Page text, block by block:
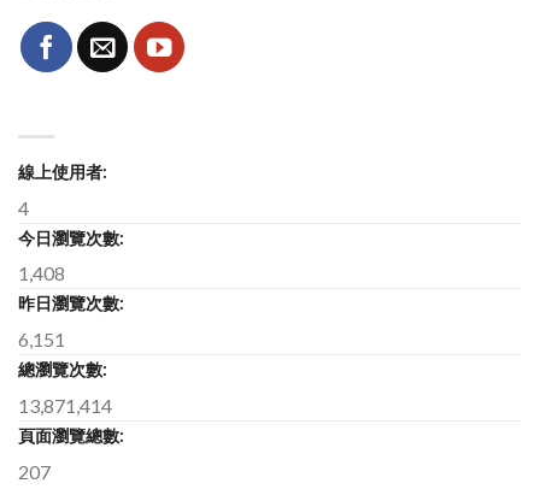
線上使用者:
4
今日瀏覽次數:
1,408
昨日瀏覽次數:
6,151
總瀏覽次數:
13,871,414
頁面瀏覽總數:
207